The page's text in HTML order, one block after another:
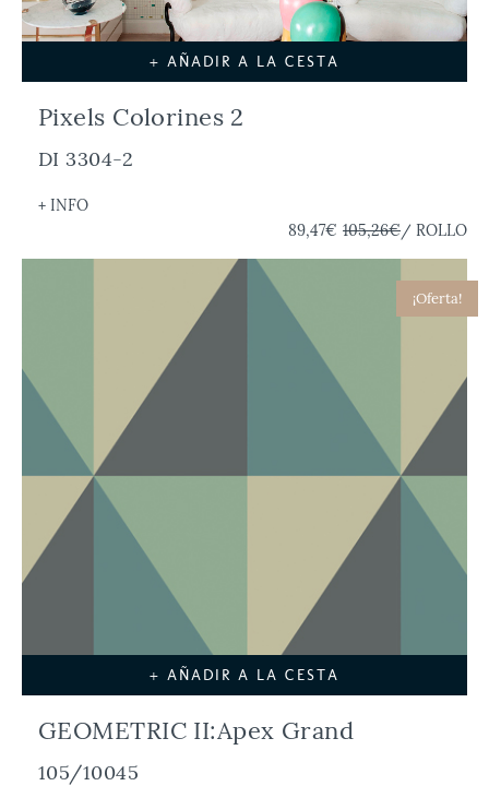
+ AÑADIR A LA CESTA
Pixels Colorines 2
DI 3304-2
+ INFO
89,47€ 105,26€/ ROLLO
¡Oferta!
+ AÑADIR A LA CESTA
GEOMETRIC II:Apex Grand
105/10045